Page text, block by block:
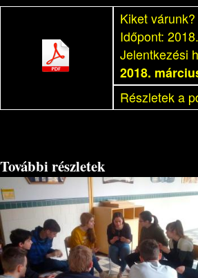
Kiket
Időpont:
Jelentkezési
2018.
Részletek a
További részletek